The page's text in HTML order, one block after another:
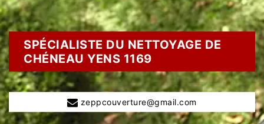
SPÉCIALISTE DU NETTOYAGE DE
CHÉNEAU YENS 1169
zeppcouverture@gmail.com